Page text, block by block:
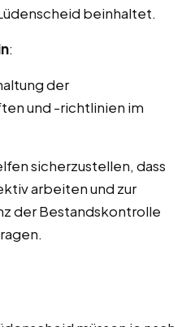
beinhaltet.
:
der
und -richtlinien im
sicherzustellen, dass
arbeiten und zur
der Bestandskontrolle